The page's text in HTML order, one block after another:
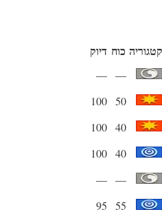
קטגוריה כוח דיוק
—
—
50
100
40
100
40
100
—
—
55
95